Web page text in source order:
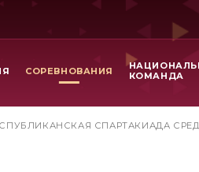
СОРЕВНОВАНИЯ
КОМАНДА
СПАРТАКИАДА